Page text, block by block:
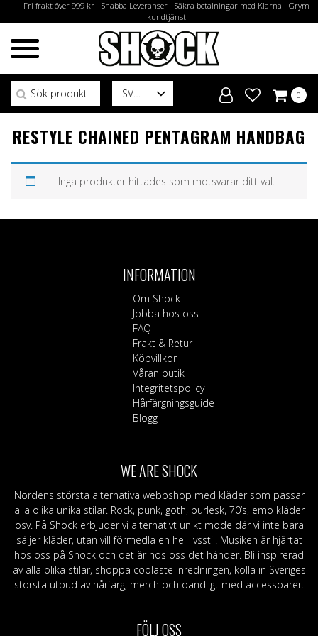
Fri frakt över 999 kr - Snabba Leveranser - Säkra betalningar med Klarna - Grym
kundtjänst
SV
Sök efter:
0
RESTYLE CHAINED PENTAGRAM HANDBAG
Inga produkter hittades som motsvarar ditt val.
INFORMATION
Om Shock
Jobba hos oss
FAQ
Frakt & Retur
Köpvillkor
Våran butik
Integritetspolicy
Hårfärgningsguide
Blogg
WE ARE SHOCK
Nordens största alternativa webbshop med kläder som passar
alla olika unika stilar. Rock, punk, goth, burlesk, 70’s, emo kläder
osv. På Shock erbjuder vi alternativt unikt mode där vi inte bara
säljer kläder, utan vill förmedla en hel livsstil. Musiken är hjärtat
hos oss på Shock och det är hos oss det händer. Bli inspirerad
av alla olika stilar, shoppa coolaste inredningen, kolla in Sveriges
största utbud av hårfärg, merch och oändligt med accessoarer.
FÖLJ OSS